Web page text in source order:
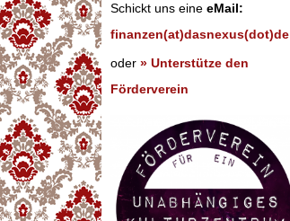
Schickt uns eine eMail:
finanzen(at)dasnexus(dot)de
oder » Unterstütze den
Förderverein